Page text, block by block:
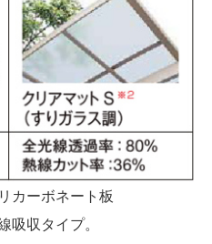
カーボネート板
吸収タイプ。